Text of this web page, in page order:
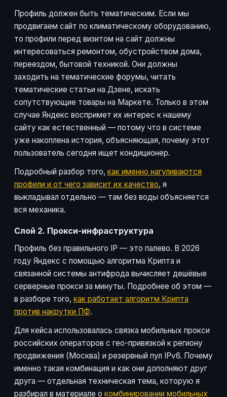
Профиль должен быть тематическим. Если мы
продвигаем сайт по климатическому оборудованию,
то профили перед визитом на сайт должны
интересоваться ремонтом, обустройством дома,
переездом, бытовой техникой. Они должны
заходить на тематические форумы, читать
тематические статьи на Дзене, искать
сопутствующие товары на Маркете. Только в этом
случае Яндекс воспримет их интерес к нашему
сайту как естественный — потому что в системе
уже накоплена история, объясняющая, почему этот
пользователь сегодня ищет кондиционер.
Подробный разбор того, как именно нагуливаются
профили и от чего зависит их качество, я
выкладывал отдельно — там без воды объясняется
вся механика.
Слой 2. Прокси-инфраструктура
Профиль без правильного IP — это палево. В 2026
году Яндекс с помощью алгоритма Крипта и
связанной системы антифрода вычисляет дешёвые
серверные прокси за минуты. Подробнее об этом —
в разборе того, как работает алгоритм Крипта
против накрутки ПФ.
Для кейса использовалась связка мобильных прокси
российских операторов с гео-привязкой к региону
продвижения (Москва) и резервный пул IPv6. Почему
именно такая комбинация и как они дополняют друг
друга — отдельная техническая тема, которую я
разбирал в материале о комбинировании мобильных